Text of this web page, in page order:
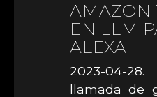
AMAZON
EN LLM
ALEXA
2023-04-
llamada de